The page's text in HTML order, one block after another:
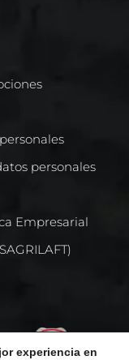
personales
Empresarial
experiencia en